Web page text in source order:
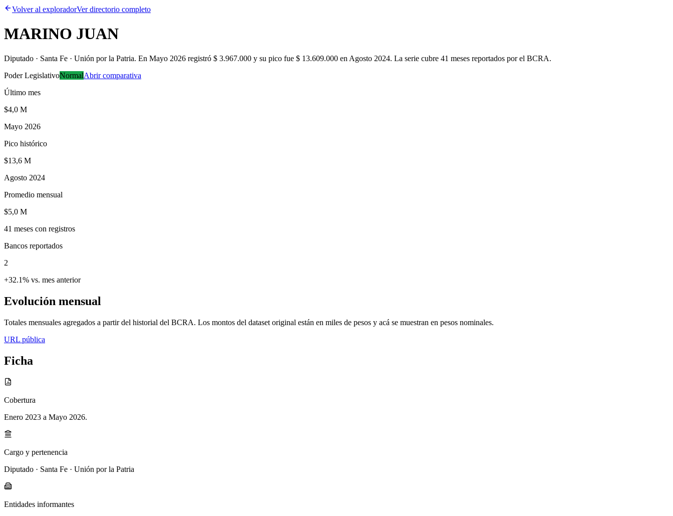
Volver al exploradorVer directorio completo
MARINO JUAN
Diputado · Santa Fe · Unión por la Patria. En Mayo 2026 registró $ 3.967.000 y su pico fue $ 13.609.000 en Agosto 2024. La serie cubre 41 meses reportados por el BCRA.
Poder LegislativoNormalAbrir comparativa
Último mes
$4,0 M
Mayo 2026
Pico histórico
$13,6 M
Agosto 2024
Promedio mensual
$5,0 M
41 meses con registros
Bancos reportados
2
+32.1% vs. mes anterior
Evolución mensual
Totales mensuales agregados a partir del historial del BCRA. Los montos del dataset original están en miles de pesos y acá se muestran en pesos nominales.
URL pública
Ficha
Cobertura
Enero 2023 a Mayo 2026.
Cargo y pertenencia
Diputado · Santa Fe · Unión por la Patria
Entidades informantes